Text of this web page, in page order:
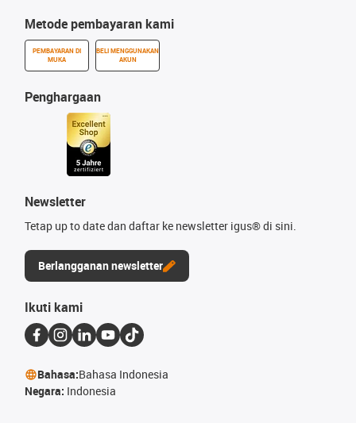
Metode pembayaran kami
PEMBAYARAN DI
MUKA
BELI MENGGUNAKAN
AKUN
Penghargaan
Newsletter
Tetap up to date dan daftar ke newsletter igus® di sini.
Berlangganan newsletter
Ikuti kami
Bahasa:Bahasa Indonesia
Negara: Indonesia